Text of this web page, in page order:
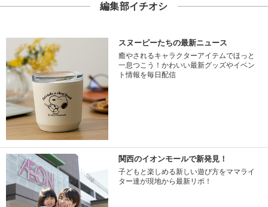
編集部イチオシ
スヌーピーたちの最新ニュース
癒やされるキャラクターアイテムでほっと
一息つこう！かわいい最新グッズやイベン
ト情報を毎日配信
関西のイオンモールで新発見！
子どもと楽しめる新しい遊び方をママライ
ター達が現地から最新リポ！